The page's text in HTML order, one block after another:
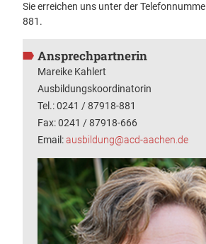
Sie erreichen uns unter der
881.
Ansprechpartnerin
Mareike Kahlert
Ausbildungskoordinatorin
Tel.: 0241 / 87918-881
Fax: 0241 / 87918-666
Email:ausbildung@acd-aachen.de